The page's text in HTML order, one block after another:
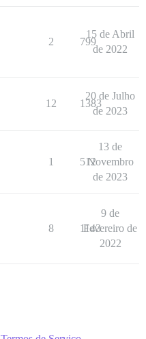
2 799
15 de Abril
de 2022
12 1383
20 de Julho
de 2023
1 512
13 de
Novembro
de 2023
8 1143
9 de
Fevereiro de
2022